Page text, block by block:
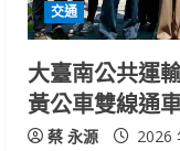
交通
大臺南公共運
黃公車雙線通
蔡 永源 2026